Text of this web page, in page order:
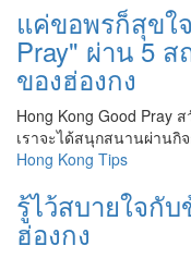
แค่ขอพรก็สุขใ
Pray" ผ่าน 5
ของฮ่องกง
Hong Kong Good Pray
เราจะได้สนุกสนานผ่านกิ
Hong Kong Tips
รู้ไว้สบายใจกั
ฮ่องกง